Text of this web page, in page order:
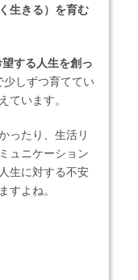
生きる）を育む
する人生を創っ
少しずつ育ててい
ています。
ったり、生活リ
ュニケーション
生に対する不安
すよね。